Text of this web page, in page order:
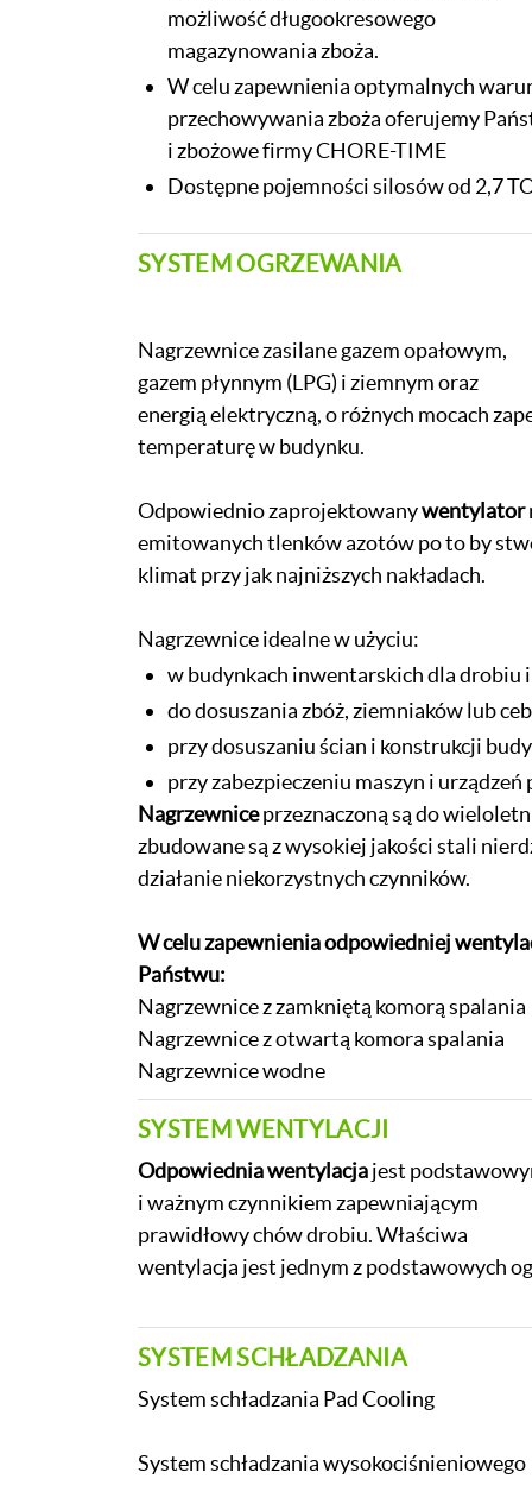
możliwość długookresowego
magazynowania zboża.
W celu zapewnienia optymalnych
przechowywania zboża oferujemy
i zbożowe firmy CHORE-TIME
Dostępne pojemności silosów od 2,7
SYSTEM OGRZEWANIA
Nagrzewnice zasilane gazem opałowym,
gazem płynnym (LPG) i ziemnym oraz
energią elektryczną, o różnych mocach
temperaturę w budynku.
Odpowiednio zaprojektowanywentylator
emitowanych tlenków azotów po to by
klimat przy jak najniższych nakładach.
Nagrzewnice idealne w użyciu:
w budynkach inwentarskich dla drobiu i
do dosuszania zbóż, ziemniaków lub
przy dosuszaniu ścian i konstrukcji
przy zabezpieczeniu maszyn i urządzeń
Nagrzewniceprzeznaczoną są do
zbudowane są z wysokiej jakości stali
działanie niekorzystnych czynników.
W celu zapewnienia odpowiedniej
Państwu:
Nagrzewnice z zamkniętą komorą spalania
Nagrzewnice z otwartą komora spalania
Nagrzewnice wodne
SYSTEM WENTYLACJI
Odpowiednia wentylacjajest
i ważnym czynnikiem zapewniającym
prawidłowy chów drobiu. Właściwa
wentylacja jest jednym z podstawowych
SYSTEM SCHŁADZANIA
System schładzania Pad Cooling
System schładzania wysokociśnieniowego